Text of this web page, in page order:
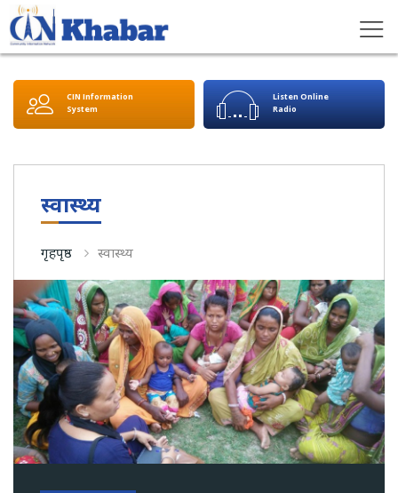
CIN Information
System
Listen Online
Radio
स्वास्थ्य
गृहपृष्ठ स्वास्थ्य